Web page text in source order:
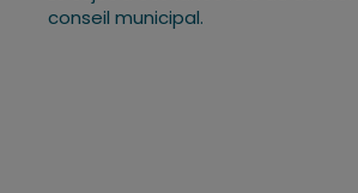
conseil municipal.